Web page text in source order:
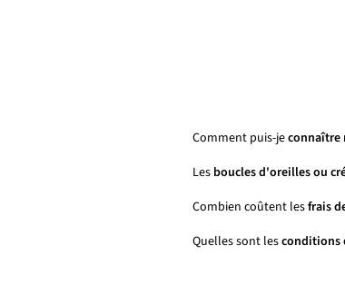
Comment puis-jeconnaître
Les boucles d'oreilles ou
Combien coûtent lesfrais
Quelles sont lesconditions